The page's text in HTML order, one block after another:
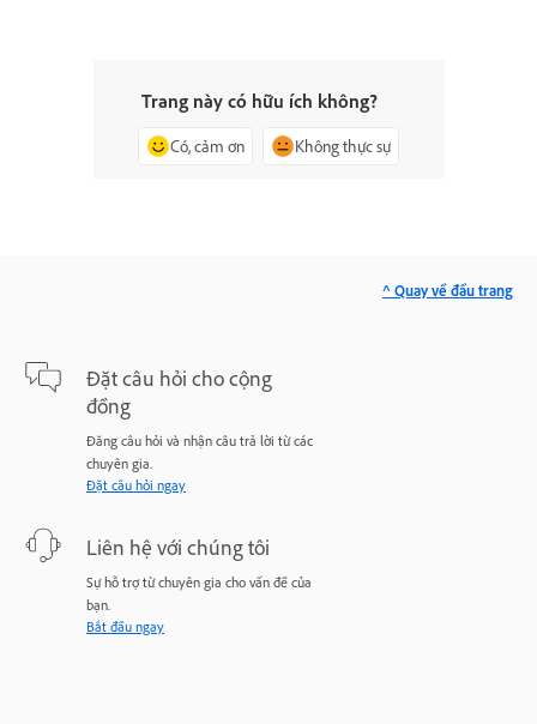
Trang này có hữu ích không?
Có, cảm ơn Không thực sự
Đặt câu hỏi cho cộng
đồng
Đăng câu hỏi và nhận câu trả lời từ các
chuyên gia.
Đặt câu hỏi ngay
Liên hệ với chúng tôi
Sự hỗ trợ từ chuyên gia cho vấn đề của
bạn.
Bắt đầu ngay
^ Quay về đầu trang